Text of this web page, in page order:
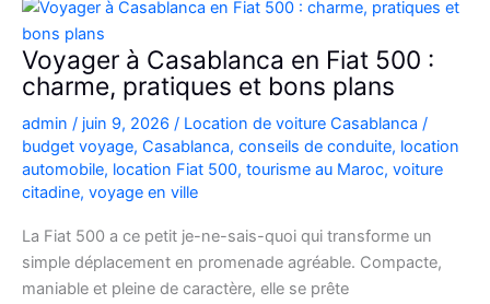
Picanto
à
Casablanca
vos
déplacements
Voyager à Casablanca en Fiat 500 :
charme, pratiques et bons plans
admin / juin 9, 2026 / Location de voiture Casablanca /
budget voyage, Casablanca, conseils de conduite, location
automobile, location Fiat 500, tourisme au Maroc, voiture
citadine, voyage en ville
La Fiat 500 a ce petit je-ne-sais-quoi qui transforme un
simple déplacement en promenade agréable. Compacte,
maniable et pleine de caractère, elle se prête